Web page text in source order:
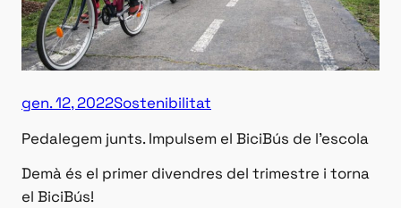
gen. 12, 2022Sostenibilitat
Pedalegem junts. Impulsem el BiciBús de l’escola
Demà és el primer divendres del trimestre i torna
el BiciBús!